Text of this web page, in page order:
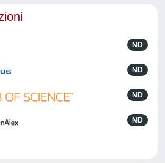
ND
ND
ND
ND